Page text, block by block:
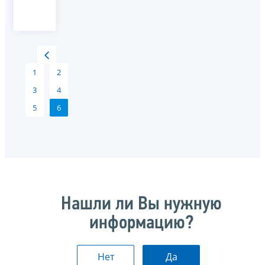
1
2
3
4
5
6
Нашли ли Вы нужную
информацию?
Нет Да